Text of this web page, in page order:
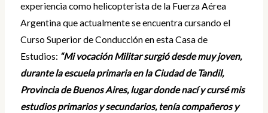
experiencia como helicopterista de la Fuerza Aérea
Argentina que actualmente se encuentra cursando el
Curso Superior de Conducción en esta Casa de
Estudios: “Mi vocación Militar surgió desde muy joven,
durante la escuela primaria en la Ciudad de Tandil,
Provincia de Buenos Aires, lugar donde nací y cursé mis
estudios primarios y secundarios, tenía compañeros y